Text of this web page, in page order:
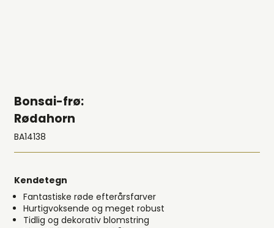
Bonsai-frø:
Rødahorn
BA14138
Kendetegn
Fantastiske røde efterårsfarver
Hurtigvoksende og meget robust
Tidlig og dekorativ blomstring